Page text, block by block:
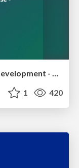
Invitation for modern Android UI development - Basic of Jetpack Compose
1 420